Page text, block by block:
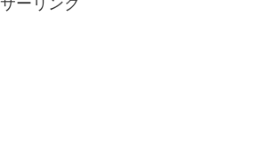
ーリンク